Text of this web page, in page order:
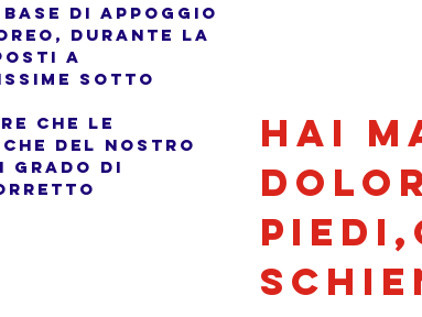
DI APPOGGIO
DURANTE LA
A
SOTTO
CHE LE
DEL NOSTRO
GRADO DI
Hai